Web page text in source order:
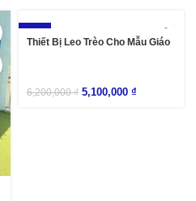
-18%
Thiết Bị Leo Trèo Cho Mẫu Giáo
6,200,000₫ 5,100,000 ₫